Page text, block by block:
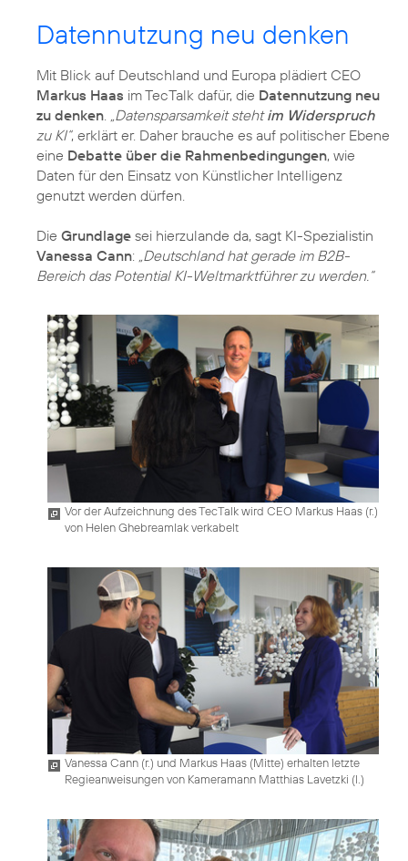
Datennutzung neu denken
Mit Blick auf Deutschland und Europa plädiert CEO
Markus Haas im TecTalk dafür, die Datennutzung neu
zu denken. „Datensparsamkeit stehtim Widerspruch
zu KI“, erklärt er. Daher brauche es auf politischer Ebene
eine Debatte über die Rahmenbedingungen, wie
Daten für den Einsatz von Künstlicher Intelligenz
genutzt werden dürfen.
Die Grundlage sei hierzulande da, sagt KI-Spezialistin
Vanessa Cann: „Deutschland hat gerade im B2B-
Bereich das Potential KI-Weltmarktführer zu werden.“
Vor der Aufzeichnung des TecTalk wird CEO Markus Haas (r.)
von Helen Ghebreamlak verkabelt
Vanessa Cann (r.) und Markus Haas (Mitte) erhalten letzte
Regieanweisungen von Kameramann Matthias Lavetzki (l.)